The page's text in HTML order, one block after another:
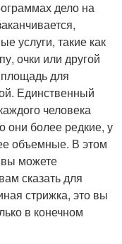
дело на
услуги, такие как
очки или другой
для
Единственный
человека
они более редкие, у
объемные. В этом
вы можете
сказать для
стрижка, это вы
в конечном